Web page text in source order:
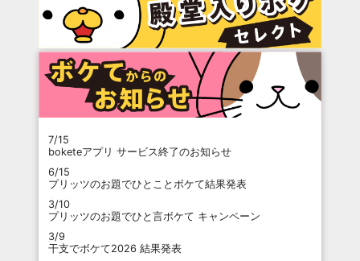
7/15
boketeアプリ サービス終了のお知らせ
6/15
プリッツのお題でひとことボケて結果発表
3/10
プリッツのお題でひと言ボケて キャンペーン
3/9
干支でボケて2026 結果発表